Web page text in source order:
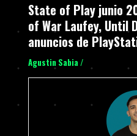
State of Play junio
of War Laufey, Until
anuncios de
Agustin Sabia/